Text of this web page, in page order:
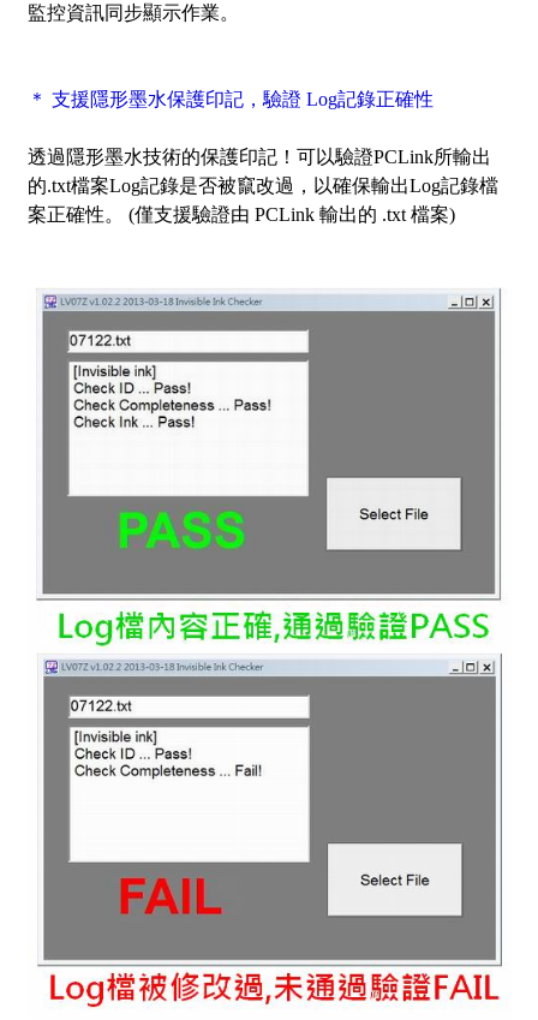
監控資訊同步顯示作業。
＊ 支援隱形墨水保護印記，驗證 Log記錄正確性
透過隱形墨水技術的保護印記！可以驗證PCLink所輸出
的.txt檔案Log記錄是否被竄改過，以確保輸出Log記錄檔
案正確性。 (僅支援驗證由 PCLink 輸出的 .txt 檔案)